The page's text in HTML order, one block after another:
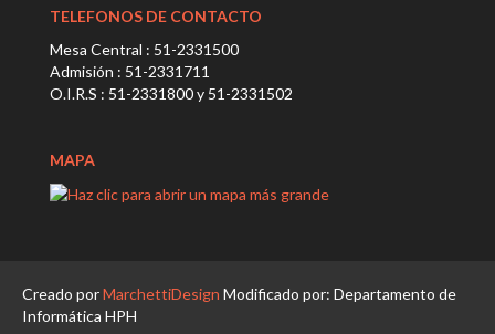
TELEFONOS DE CONTACTO
Mesa Central : 51-2331500
Admisión : 51-2331711
O.I.R.S : 51-2331800 y 51-2331502
MAPA
Creado porMarchettiDesign Modificado por: Departamento de
Informática HPH